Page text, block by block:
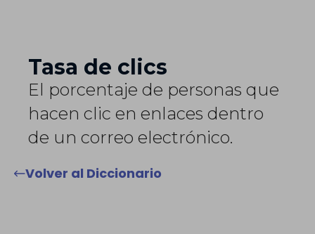
Tasa de clics
El porcentaje de personas que
hacen clic en enlaces dentro
de un correo electrónico.
Volver al Diccionario